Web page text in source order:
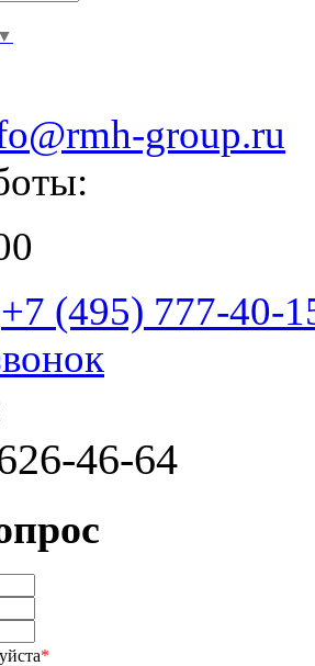
▼
group.ru
+7 (495) 777-40-
46-64
*